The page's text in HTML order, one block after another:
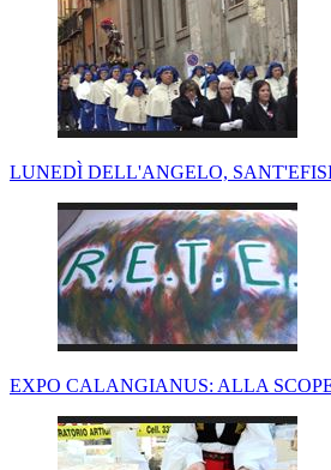
LUNEDÌ DELL'ANGELO,
EXPO CALANGIANUS: ALLA